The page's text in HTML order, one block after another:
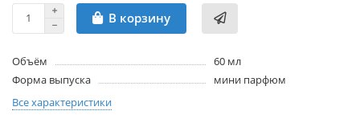
В корзину
Объём
60 мл
Форма выпуска
мини парфюм
Все характеристики